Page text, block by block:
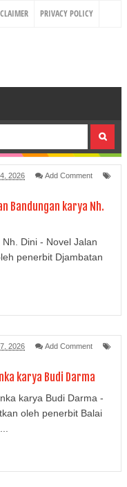
PRIVACY POLICY
2026
Add Comment
Bandungan karya Nh.
Dini - Novel Jalan
penerbit Djambatan
2026
Add Comment
karya Budi Darma
karya Budi Darma -
oleh penerbit Balai